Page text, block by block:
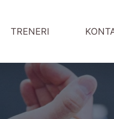
Vadītāju attīstība
Komandas sadarbība
TRENERI
WIN-WIN sarunas Youtube
WIN podkāsts Spotify